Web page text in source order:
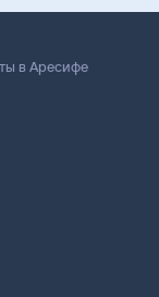
в Аресифе